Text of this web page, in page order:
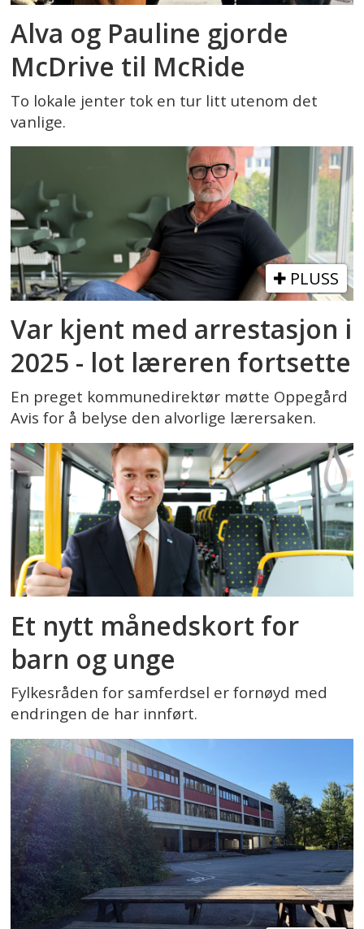
Alva og Pauline gjorde
McDrive til McRide
To lokale jenter tok en tur litt utenom det
vanlige.
PLUSS
Var kjent med arrestasjon i
2025 - lot læreren fortsette
En preget kommunedirektør møtte Oppegård
Avis for å belyse den alvorlige lærersaken.
Et nytt månedskort for
barn og unge
Fylkesråden for samferdsel er fornøyd med
endringen de har innført.